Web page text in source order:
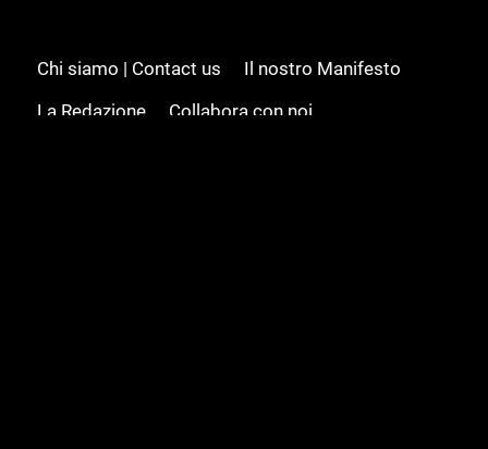
Chi siamo | Contact us
Il nostro Manifesto
La Redazione
Collabora con noi